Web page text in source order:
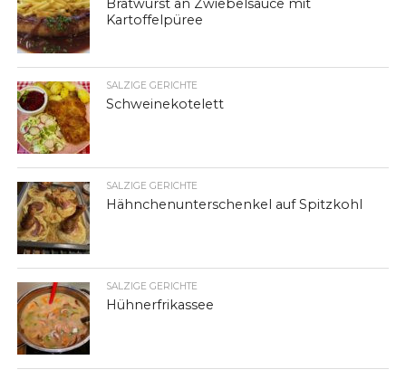
Bratwurst an Zwiebelsauce mit
Kartoffelpüree
SALZIGE GERICHTE
Schweinekotelett
SALZIGE GERICHTE
Hähnchenunterschenkel auf Spitzkohl
SALZIGE GERICHTE
Hühnerfrikassee